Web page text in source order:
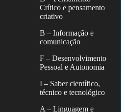
Crítico e pensamento
criativo
B – Informação e
comunicação
F – Desenvolvimento
Pessoal e Autonomia
I – Saber científico,
técnico e tecnológico
A – Linguagem e